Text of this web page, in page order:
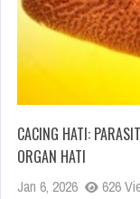
CACING HATI:
ORGAN HATI
Jan 6, 2026 626